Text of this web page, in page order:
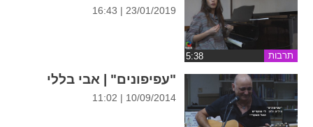
תרבות
23/01/2019 | 16:43
"עפיפונים" | אבי בללי
10/09/2014 | 11:02